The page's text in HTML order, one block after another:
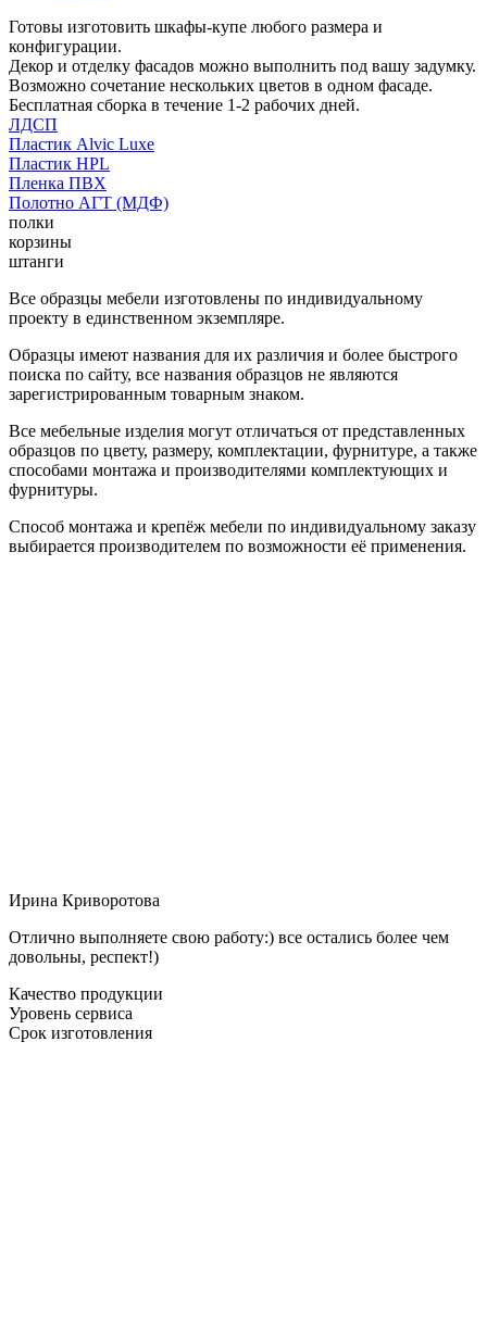
Готовы изготовить шкафы-купе любого размера и
конфигурации.
Декор и отделку фасадов можно выполнить под вашу задумку.
Возможно сочетание нескольких цветов в одном фасаде.
Бесплатная сборка в течение 1-2 рабочих дней.
ЛДСП
Пластик Alvic Luxe
Пластик HPL
Пленка ПВХ
Полотно АГТ (МДФ)
полки
корзины
штанги
Все образцы мебели изготовлены по индивидуальному
проекту в единственном экземпляре.
Образцы имеют названия для их различия и более быстрого
поиска по сайту, все названия образцов не являются
зарегистрированным товарным знаком.
Все мебельные изделия могут отличаться от представленных
образцов по цвету, размеру, комплектации, фурнитуре, а также
способами монтажа и производителями комплектующих и
фурнитуры.
Способ монтажа и крепёж мебели по индивидуальному заказу
выбирается производителем по возможности её применения.
Ирина Криворотова
Отлично выполняете свою работу:) все остались более чем
довольны, респект!)
Качество продукции
Уровень сервиса
Срок изготовления